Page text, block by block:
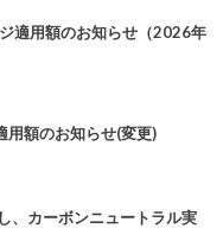
適用額のお知らせ（2026年
額のお知らせ(変更)
、カーボンニュートラル実